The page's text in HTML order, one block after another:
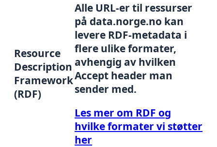
Resource
Description
Framework
(RDF)
Alle URL-er til ressurser
på data.norge.no kan
levere RDF-metadata i
flere ulike formater,
avhengig av hvilken
Accept header man
sender med.
Les mer om RDF og
hvilke formater vi støtter
her